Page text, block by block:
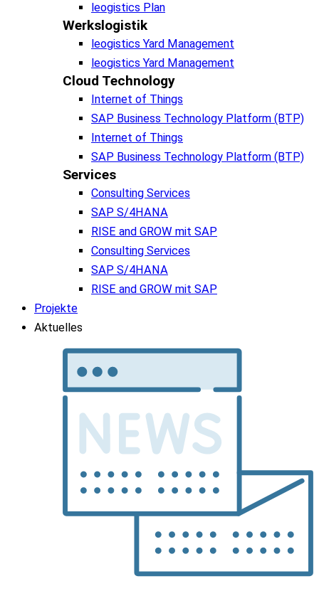
leogistics Plan
Werkslogistik
leogistics Yard Management
leogistics Yard Management
Cloud Technology
Internet of Things
SAP Business Technology Platform (BTP)
Internet of Things
SAP Business Technology Platform (BTP)
Services
Consulting Services
SAP S/4HANA
RISE and GROW mit SAP
Consulting Services
SAP S/4HANA
RISE and GROW mit SAP
Projekte
Aktuelles